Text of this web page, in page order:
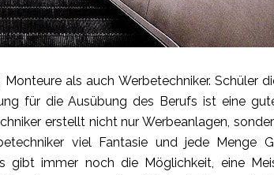
als auch Werbetechniker. Schüler
für die Ausübung des Berufs ist eine
erstellt nicht nur Werbeanlagen,
viel Fantasie und jede Menge
immer noch die Möglichkeit, eine